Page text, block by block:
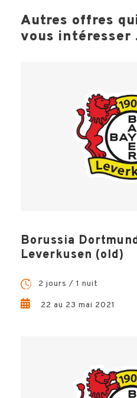
Autres offres
vous intéresser
Borussia
Leverkusen (old)
2 jours / 1 nuit
22 au 23 mai 2021